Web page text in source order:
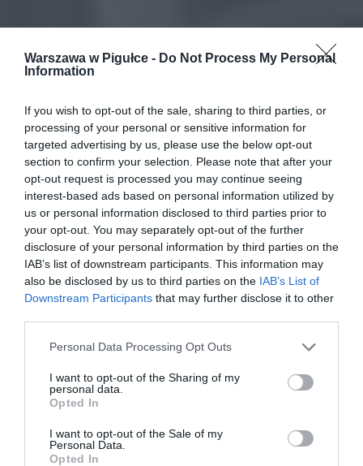
Warszawa w Pigułce - Do Not Process My Personal
Information
If you wish to opt-out of the sale, sharing to third parties, or
processing of your personal or sensitive information for
targeted advertising by us, please use the below opt-out
section to confirm your selection. Please note that after your
opt-out request is processed you may continue seeing
interest-based ads based on personal information utilized by
us or personal information disclosed to third parties prior to
your opt-out. You may separately opt-out of the further
disclosure of your personal information by third parties on the
IAB’s list of downstream participants. This information may
also be disclosed by us to third parties on the IAB’s List of
Downstream Participants that may further disclose it to other
Personal Data Processing Opt Outs
I want to opt-out of the Sharing of my
personal data.
Opted In
I want to opt-out of the Sale of my
Personal Data.
Opted In